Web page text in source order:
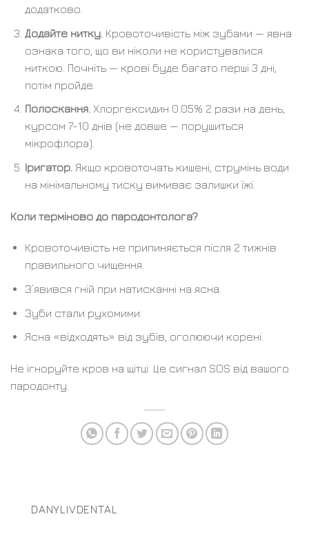
додатково.
Додайте нитку. Кровоточивість між зубами — явна
ознака того, що ви ніколи не користувалися
ниткою. Почніть — крові буде багато перші 3 дні,
потім пройде.
Полоскання.Хлоргексидин 0.05% 2 рази на день,
курсом 7-10 днів (не довше — порушиться
мікрофлора).
Іригатор.Якщо кровоточать кишені, струмінь води
на мінімальному тиску вимиває залишки їжі.
Коли терміново до пародонтолога?
Кровоточивість не припиняється після 2 тижнів
правильного чищення.
З’явився гній при натисканні на ясна.
Зуби стали рухомими.
Ясна «відходять» від зубів, оголюючи корені.
Не ігноруйте кров на щітці. Це сигнал SOS від вашого
пародонту.
DANYLIVDENTAL